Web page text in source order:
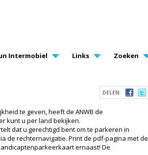
Intermobiel Links Zoeken
DELEN:
te geven, heeft de ANWB de
kunt u per land bekijken.
dat u gerechtigd bent om te parkeren in
de rechternavigatie. Print de pdf-pagina met de
ernaast! De